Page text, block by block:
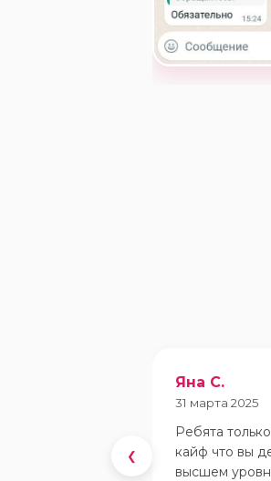
❮
Яна С.
31 марта 2025
Ребята
кайф что вы
высшем